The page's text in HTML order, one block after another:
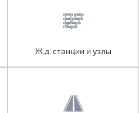
Ж.д. станции и узлы